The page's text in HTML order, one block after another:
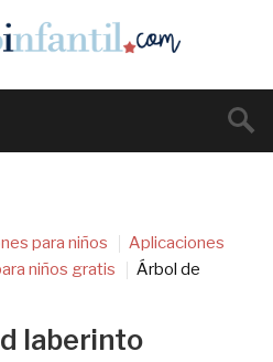
para niños
Aplicaciones
niños gratis
Árbol de
laberinto